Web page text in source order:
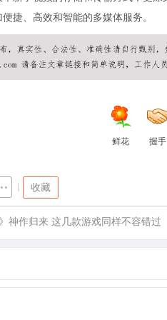
捷、高效和智能的多媒体服务。
鲜花 握手
收藏
神作归来 这几款游戏同样不容错过